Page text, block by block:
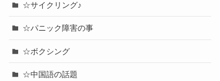
☆サイクリング♪
☆パニック障害の事
☆ボクシング
☆中国語の話題